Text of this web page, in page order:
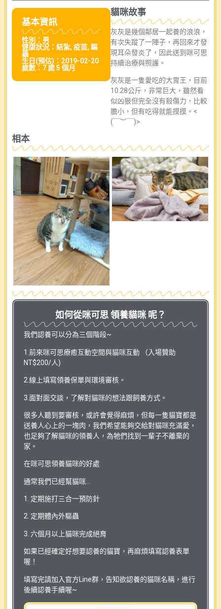
基本資訊
性別：男
健康狀況：結紮, 疫苗, 驅
蟲
生日(預估)：2019-02-20
歲數：7 歲 5 個月
貓咪故事
灰灰是幾個鄰居一起養的浪浪，
有次失蹤了一陣子，再回來才發
現耳朵發炎了，因此送到咪可思
持續治療與照護。
灰灰是一隻愛吃的大胃王，目前
10.28公斤，非常巨大，雖然看
似凶狠但完全沒有殺傷力，比較
膽小，但有吃得就能摸摸。<
(￣︶￣)>
相本
如何從咪可思 領養貓咪 呢？
我們認養可以分為三個階段~
1.前來咪可思療癒互動空間與貓咪互動 （入場贊助
NT$200/人)
2.線上填寫領養保單與環境審核。
3.面對面交談，了解對貓咪的想法跟飼養方式。
很多人聽到要審核，或許會覺得麻煩，但每一隻貓寶都是
送養人心上的一塊肉，我們希望能夠交給對貓咪充滿愛，
也足夠了解貓咪的領養人，為牠們找到一輩子不離棄的
家。
在咪可思領養貓咪的好處
通常我們已經幫貓咪…
1. 定期施打三合一預防針
2. 定期體內外驅蟲
3. 六個月以上貓咪完成絕育
如果已經確定好想要認養的貓寶，再麻煩填寫認養表單
喔！
填寫完請加入官方Line群，告知欲認養的貓咪名稱，進行
後續認養手續喔~